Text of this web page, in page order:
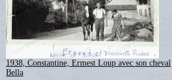
1938, Constantine, Ermest Loup avec son cheval
Bella